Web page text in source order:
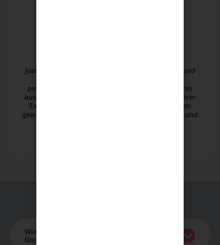
Joana Fechner konzipiert nutzerzentrierte SEO- und
psychologischer Zielgruppenanalysen. Dank ihres
ausgeprägten Auges für visuelle Details sowie ihrer
Expertise in der professionellen Videoproduktion
gewährleistet sie eine ästhetisch anspruchsvolle und
Wie prüfe ich, ob ein einzelner Reel bereits im
Google-Index ist, ohne Spezialtools?